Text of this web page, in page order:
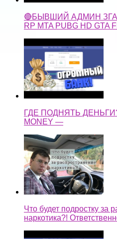
🔴БЫВШИЙ АДМИН ЗГА
RP MTA PUBG HD GTA
ГДЕ ПОДНЯТЬ
MONEY —
Что будет подростку за
наркотика?!